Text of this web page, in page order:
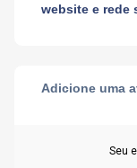
website e rede
Adicione uma
Seu